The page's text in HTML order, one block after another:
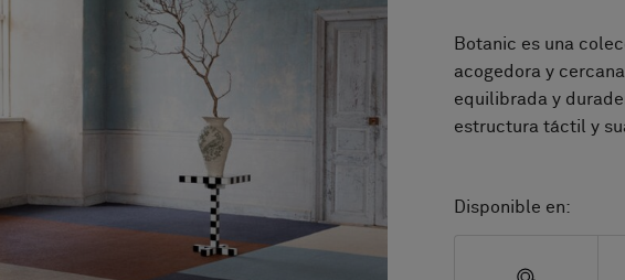
Botanic es una
acogedora y
equilibrada y
estructura táctil y
Disponible en: